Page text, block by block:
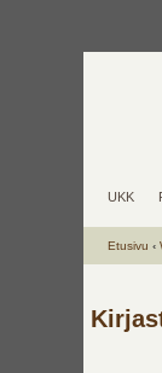
UKK
Etusivu ‹